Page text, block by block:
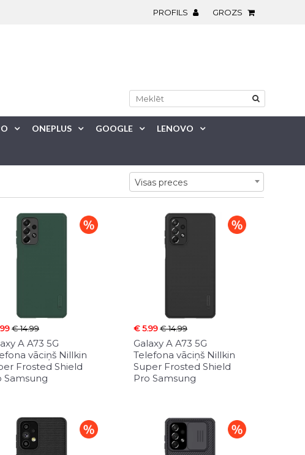
PROFILS GROZS
Visas preces
€ 14.99
A A73 5G
vāciņš Nillkin
Frosted Shield
Samsung
€ 5.99€ 14.99
Galaxy A A73 5G
Telefona vāciņš Nillkin
Super Frosted Shield
Pro Samsung
ONEPLUS GOOGLE LENOVO